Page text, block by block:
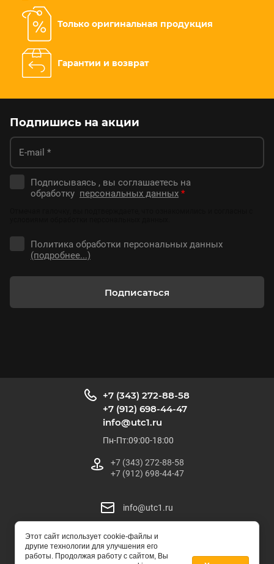
Только оригинальная продукция
Гарантии и возврат
Подпишись на акции
Подписываясь , вы соглашаетесь на
обработку персональных данных *
Политика обработки персональных данных
(подробнее...)
Подписаться
УралТрейдЦентр
© 2025
+7 (343) 272-88-58
+7 (912) 698-44-47
info@utc1.ru
Пн-Пт:09:00-18:00
+7 (343) 272-88-58
+7 (912) 698-44-47
info@utc1.ru
Этот сайт использует cookie-файлы и
другие технологии для улучшения его
работы. Продолжая работу с сайтом, Вы